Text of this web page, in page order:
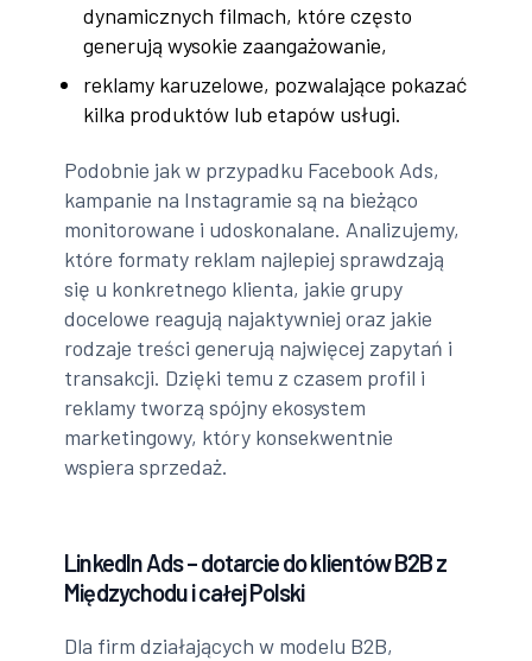
dynamicznych filmach, które często
generują wysokie zaangażowanie,
reklamy karuzelowe, pozwalające pokazać
kilka produktów lub etapów usługi.
Podobnie jak w przypadku Facebook Ads,
kampanie na Instagramie są na bieżąco
monitorowane i udoskonalane. Analizujemy,
które formaty reklam najlepiej sprawdzają
się u konkretnego klienta, jakie grupy
docelowe reagują najaktywniej oraz jakie
rodzaje treści generują najwięcej zapytań i
transakcji. Dzięki temu z czasem profil i
reklamy tworzą spójny ekosystem
marketingowy, który konsekwentnie
wspiera sprzedaż.
LinkedIn Ads – dotarcie do klientów B2B z
Międzychodu i całej Polski
Dla firm działających w modelu B2B,